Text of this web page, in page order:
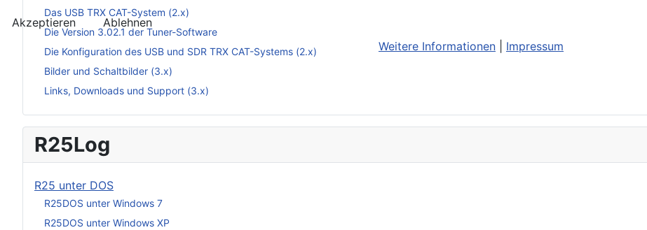
Das USB TRX CAT-System (2.x)
Die Version 3.02.1 der Tuner-Software
Die Konfiguration des USB und SDR TRX CAT-Systems (2.x)
Bilder und Schaltbilder (3.x)
Links, Downloads und Support (3.x)
R25Log
R25 unter DOS
R25DOS unter Windows 7
R25DOS unter Windows XP
Akzeptieren
Ablehnen
Weitere Informationen
Impressum